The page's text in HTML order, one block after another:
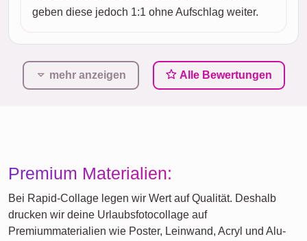
geben diese jedoch 1:1 ohne Aufschlag weiter.
mehr anzeigen Alle Bewertungen
Premium Materialien:
Bei Rapid-Collage legen wir Wert auf Qualität. Deshalb
drucken wir deine Urlaubsfotocollage auf
Premiummaterialien wie Poster, Leinwand, Acryl und Alu-